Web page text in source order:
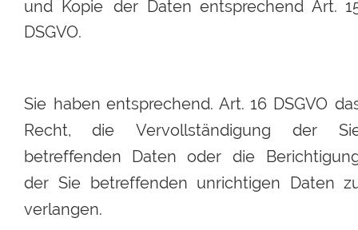
und Kopie der Daten entsprechend Art.
DSGVO.
Sie haben entsprechend. Art. 16 DSGVO
Recht,
die Vervollständigung der
betreffenden
Daten oder die
der Sie betreffenden unrichtigen Daten
verlangen.